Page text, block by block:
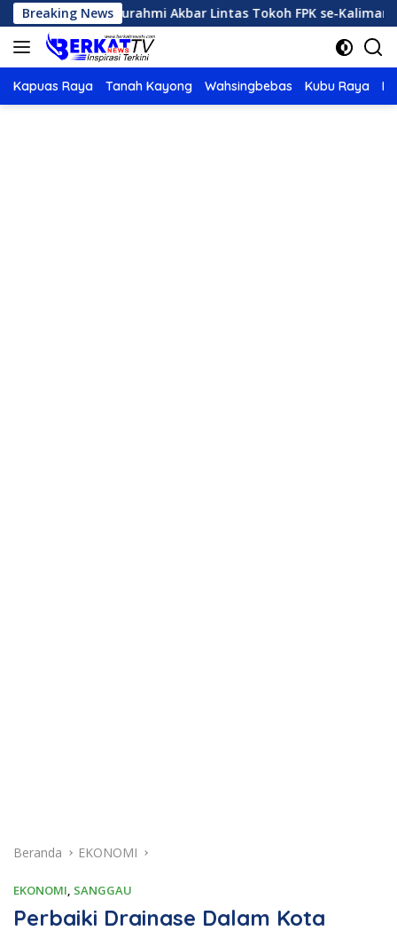
Langsung
ke
konten
Breaking News
Silaturahmi Akbar Lintas Tokoh FPK se-Kalimantan
Kapuas Raya Tanah Kayong Wahsingbebas Kubu Raya
Beranda EKONOMI
EKONOMI, SANGGAU
Perbaiki Drainase Dalam Kota